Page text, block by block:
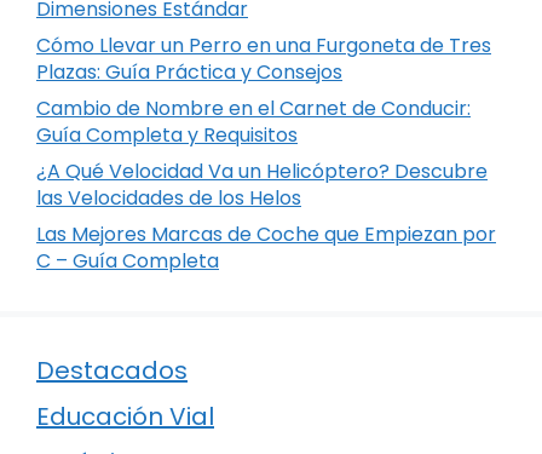
Dimensiones Estándar
Cómo Llevar un Perro en una Furgoneta de Tres
Plazas: Guía Práctica y Consejos
Cambio de Nombre en el Carnet de Conducir:
Guía Completa y Requisitos
¿A Qué Velocidad Va un Helicóptero? Descubre
las Velocidades de los Helos
Las Mejores Marcas de Coche que Empiezan por
C – Guía Completa
Destacados
Educación Vial